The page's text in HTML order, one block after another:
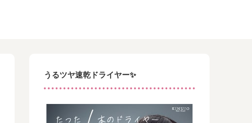
うるツヤ速乾ドライヤー✨